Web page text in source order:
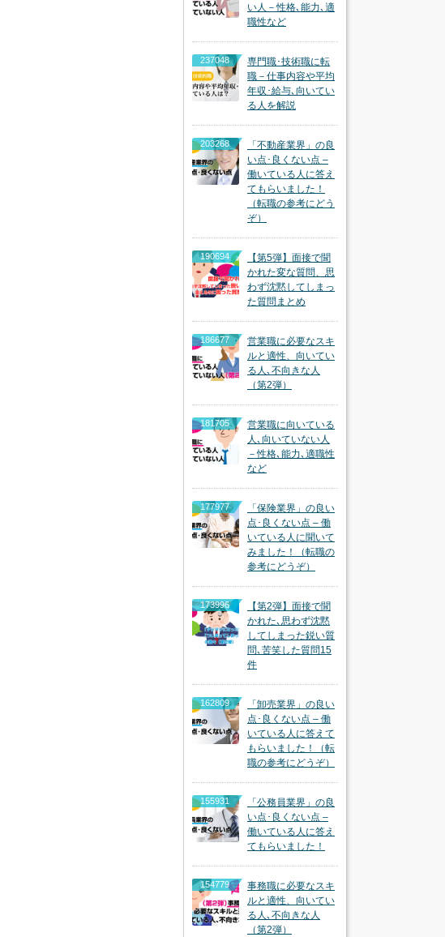
い人－性格､能力､適
職性など
237048
専門職･技術職に転
職－仕事内容や平均
年収･給与､向いてい
る人を解説
203268
「不動産業界」の良
い点･良くない点 –
働いている人に答え
てもらいました！
（転職の参考にどう
ぞ）
190694
【第5弾】面接で聞
かれた変な質問、思
わず沈黙してしまっ
た質問まとめ
186677
営業職に必要なスキ
ルと適性、向いてい
る人､不向きな人
（第2弾）
181705
営業職に向いている
人､向いていない人
－性格､能力､適職性
など
177977
「保険業界」の良い
点･良くない点 – 働
いている人に聞いて
みました！（転職の
参考にどうぞ）
173996
【第2弾】面接で聞
かれた､思わず沈黙
してしまった鋭い質
問､苦笑した質問15
件
162809
「卸売業界」の良い
点･良くない点 – 働
いている人に答えて
もらいました！（転
職の参考にどうぞ）
155931
「公務員業界」の良
い点･良くない点 –
働いている人に答え
てもらいました！
154779
事務職に必要なスキ
ルと適性、向いてい
る人､不向きな人
（第2弾）